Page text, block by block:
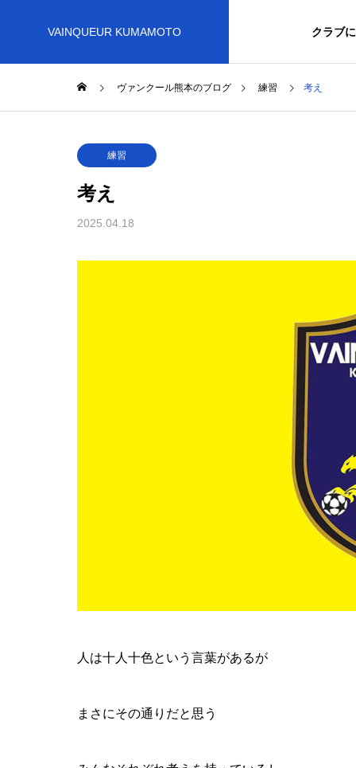
VAINQUEUR KUMAMOTO クラブ
ヴァンクール熊本のブログ 練習 考え
練習
考え
2025.04.18
人は十人十色という言葉があるが
まさにその通りだと思う